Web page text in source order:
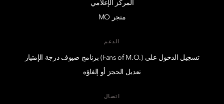
المركز الإعلامي
متجر MO
الدعم
تسجيل الدخول على (.Fans of M.O) برنامج ضيوف درجة الإمتياز
تعديل الحجز أو إلغاؤه
اتصال